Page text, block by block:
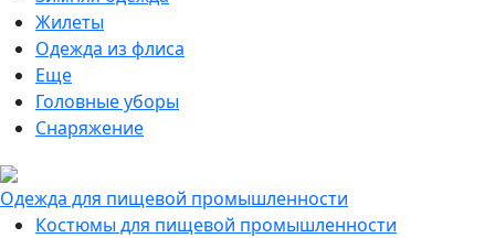
Жилеты
Одежда из флиса
Еще
Головные уборы
Снаряжение
Одежда для пищевой промышленности
Костюмы для пищевой промышленности